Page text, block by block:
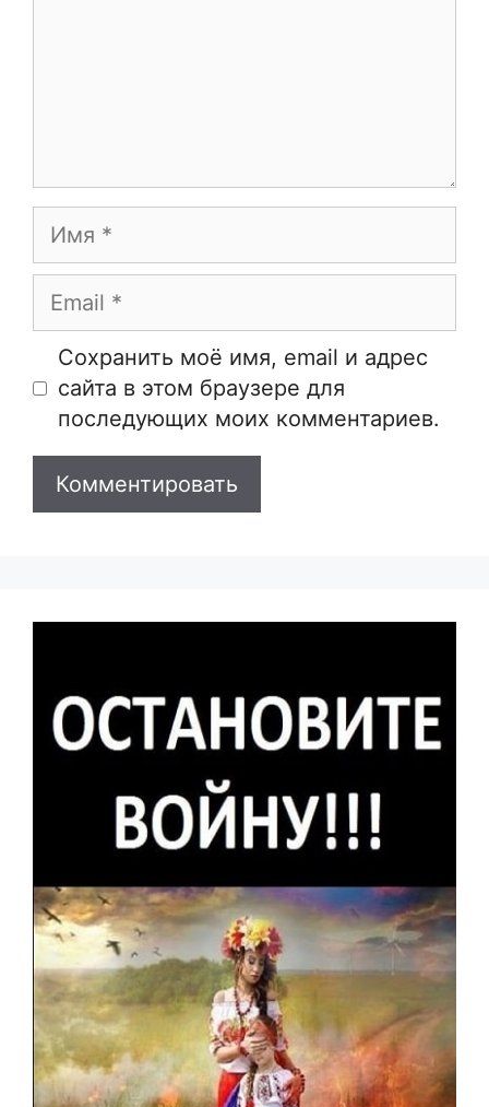
Имя
Email
Сайт
Сохранить моё имя, email и адрес
сайта в этом браузере для
последующих моих комментариев.